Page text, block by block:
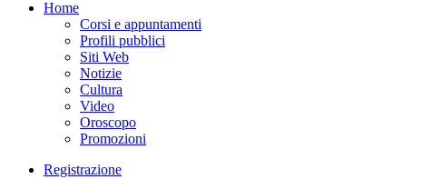
Home
Corsi e appuntamenti
Profili pubblici
Siti Web
Notizie
Cultura
Video
Oroscopo
Promozioni
Registrazione